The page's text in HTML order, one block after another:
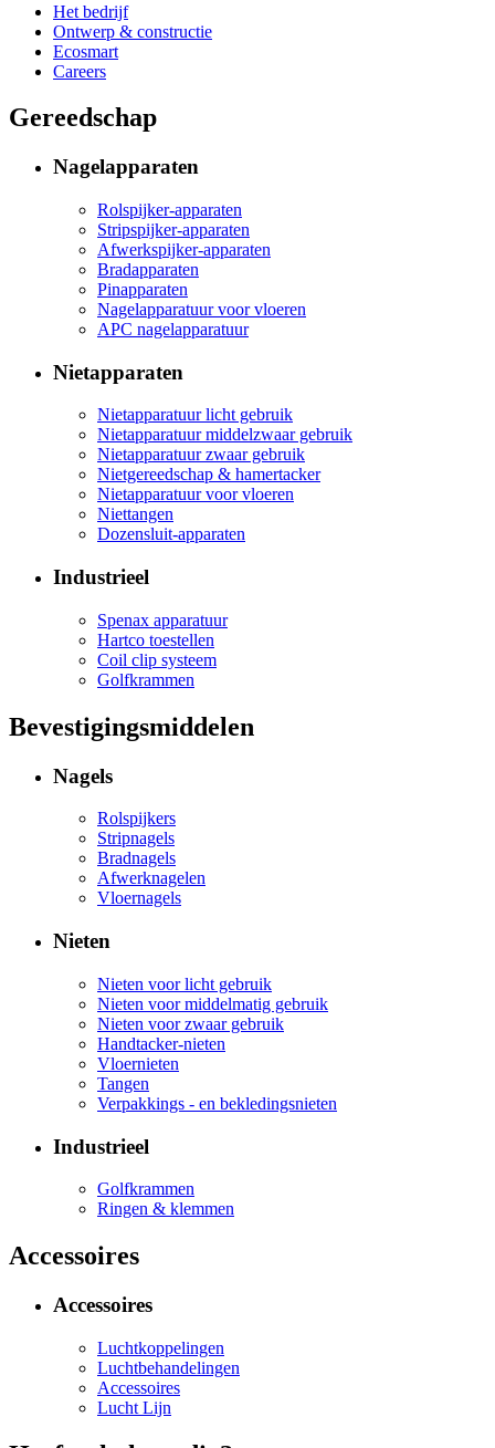
Het bedrijf
Ontwerp & constructie
Ecosmart
Careers
Gereedschap
Nagelapparaten
Rolspijker-apparaten
Stripspijker-apparaten
Afwerkspijker-apparaten
Bradapparaten
Pinapparaten
Nagelapparatuur voor vloeren
APC nagelapparatuur
Nietapparaten
Nietapparatuur licht gebruik
Nietapparatuur middelzwaar gebruik
Nietapparatuur zwaar gebruik
Nietgereedschap & hamertacker
Nietapparatuur voor vloeren
Niettangen
Dozensluit-apparaten
Industrieel
Spenax apparatuur
Hartco toestellen
Coil clip systeem
Golfkrammen
Bevestigingsmiddelen
Nagels
Rolspijkers
Stripnagels
Bradnagels
Afwerknagelen
Vloernagels
Nieten
Nieten voor licht gebruik
Nieten voor middelmatig gebruik
Nieten voor zwaar gebruik
Handtacker-nieten
Vloernieten
Tangen
Verpakkings - en bekledingsnieten
Industrieel
Golfkrammen
Ringen & klemmen
Accessoires
Accessoires
Luchtkoppelingen
Luchtbehandelingen
Accessoires
Lucht Lijn